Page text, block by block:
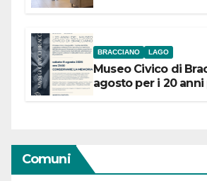
BRACCIANO LAGO
Museo Civico di
agosto per i 20
Comuni